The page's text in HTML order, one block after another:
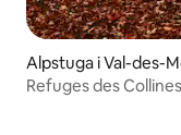
Alpstuga i Val-des-
Refuges des